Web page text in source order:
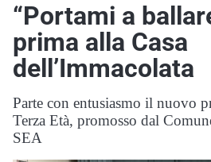
“Portami a
prima alla Casa
dell’Immacolata
Parte con entusiasmo il nuovo
Terza Età, promosso dal
SEA